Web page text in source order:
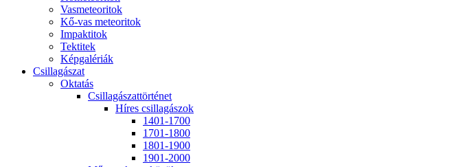
Vas­me­te­o­ri­tok
Kő-vas me­te­o­ri­tok
Imp­ak­ti­tok
Tek­ti­tek
Kép­ga­lé­ri­ák
Csil­la­gá­szat
Ok­ta­tás
Csil­la­gá­szat­tör­té­net
Hí­res csil­la­gá­szok
1401-1700
1701-1800
1801-1900
1901-2000